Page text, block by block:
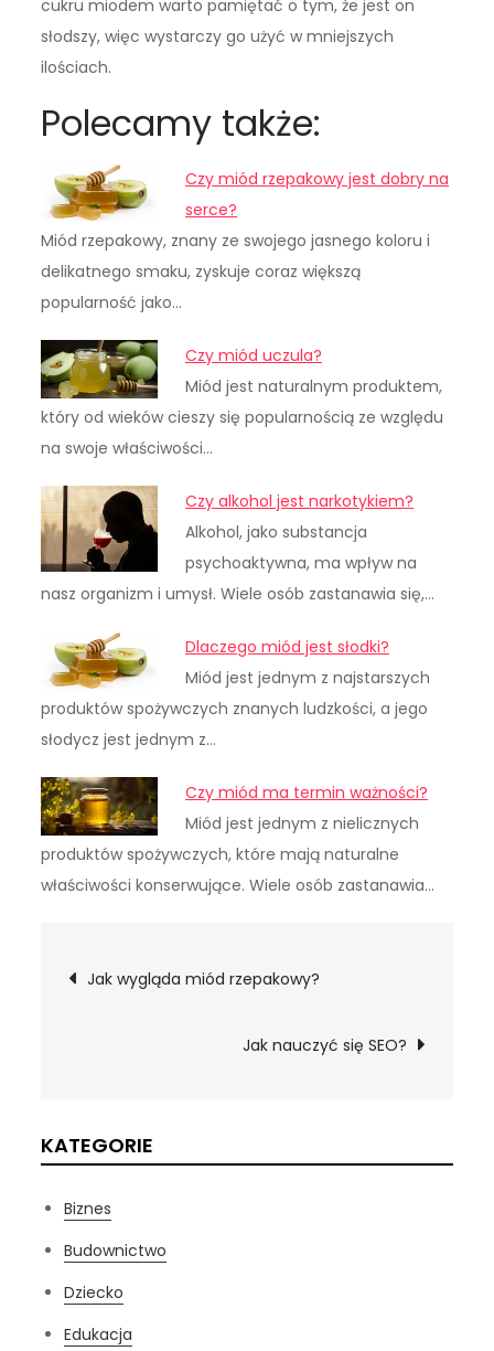
cukru miodem warto pamiętać o tym, że jest on
słodszy, więc wystarczy go użyć w mniejszych
ilościach.
Polecamy także:
Czy miód rzepakowy jest dobry na
serce?
Miód rzepakowy, znany ze swojego jasnego koloru i
delikatnego smaku, zyskuje coraz większą
popularność jako…
Czy miód uczula?
Miód jest naturalnym produktem,
który od wieków cieszy się popularnością ze względu
na swoje właściwości…
Czy alkohol jest narkotykiem?
Alkohol, jako substancja
psychoaktywna, ma wpływ na
nasz organizm i umysł. Wiele osób zastanawia się,…
Dlaczego miód jest słodki?
Miód jest jednym z najstarszych
produktów spożywczych znanych ludzkości, a jego
słodycz jest jednym z…
Czy miód ma termin ważności?
Miód jest jednym z nielicznych
produktów spożywczych, które mają naturalne
właściwości konserwujące. Wiele osób zastanawia…
Nawigacja
Jak wygląda miód rzepakowy?
Jak nauczyć się SEO?
KATEGORIE
Biznes
Budownictwo
Dziecko
Edukacja